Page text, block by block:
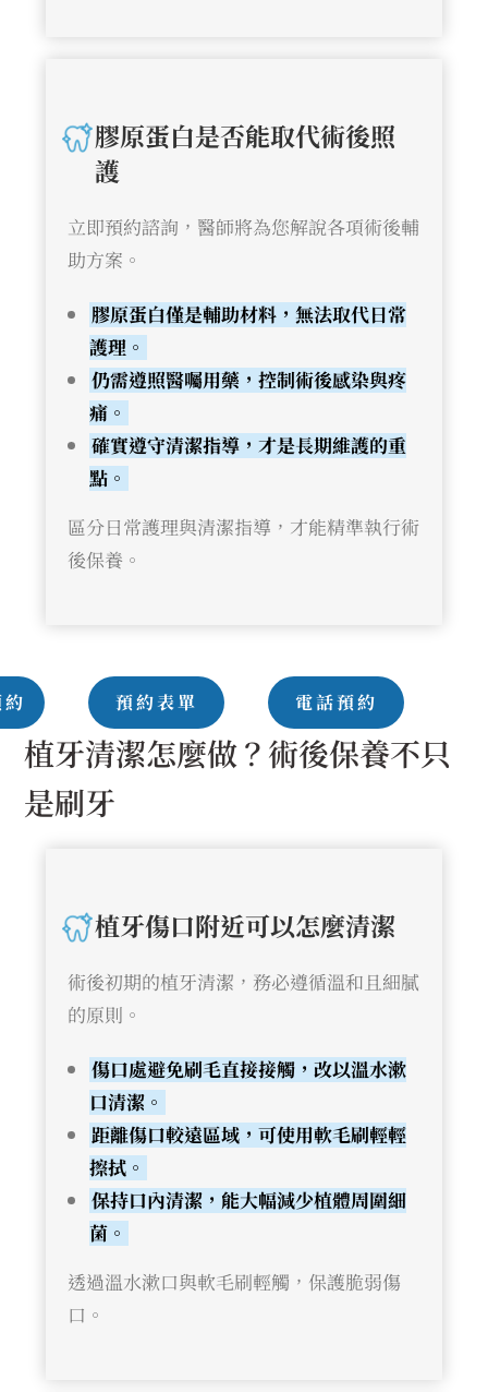
膠原蛋白是否能取代術後照
護
立即預約諮詢，醫師將為您解說各項術後輔
助方案。
膠原蛋白僅是輔助材料，無法取代日常
護理。
仍需遵照醫囑用藥，控制術後感染與疼
痛。
確實遵守清潔指導，才是長期維護的重
點。
區分日常護理與清潔指導，才能精準執行術
後保養。
預約表單 電話預約
植牙清潔怎麼做？術後保養不只
是刷牙
植牙傷口附近可以怎麼清潔
術後初期的植牙清潔，務必遵循溫和且細膩
的原則。
傷口處避免刷毛直接接觸，改以溫水漱
口清潔。
距離傷口較遠區域，可使用軟毛刷輕輕
擦拭。
保持口內清潔，能大幅減少植體周圍細
菌。
透過溫水漱口與軟毛刷輕觸，保護脆弱傷
口。